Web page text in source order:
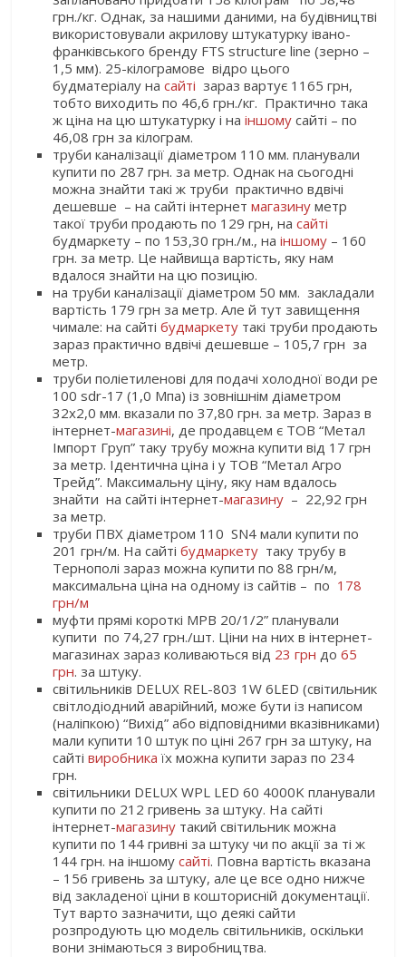
грн./кг. Однак, за нашими даними, на будівництві
використовували акрилову штукатурку івано-
франківського бренду FTS structure line (зерно –
1,5 мм). 25-кілограмове відро цього
будматеріалу насайті зараз вартує 1165 грн,
тобто виходить по 46,6 грн./кг. Практично така
ж ціна на цю штукатурку і наіншому сайті – по
46,08 грн за кілограм.
труби каналізації діаметром 110 мм. планували
купити по 287 грн. за метр. Однак на сьогодні
можна знайти такі ж труби практично вдвічі
дешевше – на сайті інтернетмагазину метр
такої труби продають по 129 грн, насайті
будмаркету – по 153,30 грн./м., наіншому – 160
грн. за метр. Це найвища вартість, яку нам
вдалося знайти на цю позицію.
на труби каналізації діаметром 50 мм. закладали
вартість 179 грн за метр. Але й тут завищення
чимале: на сайтібудмаркету такі труби продають
зараз практично вдвічі дешевше – 105,7 грн за
метр.
труби поліетиленові для подачі холодної води ре
100 sdr-17 (1,0 Мпа) із зовнішнім діаметром
32х2,0 мм. вказали по 37,80 грн. за метр. Зараз в
інтернет-магазині, де продавцем є ТОВ “Метал
Імпорт Груп” таку трубу можна купити від 17 грн
за метр. Ідентична ціна і у ТОВ “Метал Агро
Трейд”. Максимальну ціну, яку нам вдалось
знайти на сайті інтернет-магазину – 22,92 грн
за метр.
труби ПВХ діаметром 110 SN4 мали купити по
201 грн/м. На сайтібудмаркету таку трубу в
Тернополі зараз можна купити по 88 грн/м,
максимальна ціна на одному із сайтів – по 178
грн/м
муфти прямі короткі МРВ 20/1/2” планували
купити по 74,27 грн./шт. Ціни на них в інтернет-
магазинах зараз коливаються від 23 грн до65
грн. за штуку.
світильників DELUX REL-803 1W 6LED (світильник
світлодіодний аварійний, може бути із написом
(наліпкою) “Вихід” або відповідними вказівниками)
мали купити 10 штук по ціні 267 грн за штуку, на
сайті виробника їх можна купити зараз по 234
грн.
світильники DELUX WPL LED 60 4000K планували
купити по 212 гривень за штуку. На сайті
інтернет-магазину такий світильник можна
купити по 144 гривні за штуку чи по акції за ті ж
144 грн. на іншомусайті. Повна вартість вказана
– 156 гривень за штуку, але це все одно нижче
від закладеної ціни в кошторисній документації.
Тут варто зазначити, що деякі сайти
розпродують цю модель світильників, оскільки
вони знімаються з виробництва.